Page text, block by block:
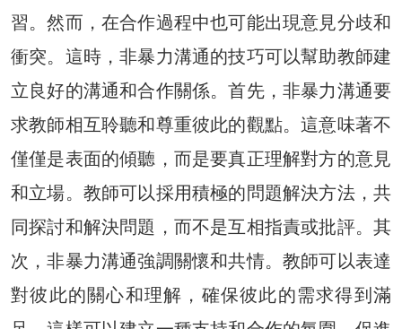
習。然而，在合作過程中也可能出現意見分歧和
衝突。這時，非暴力溝通的技巧可以幫助教師建
立良好的溝通和合作關係。首先，非暴力溝通要
求教師相互聆聽和尊重彼此的觀點。這意味著不
僅僅是表面的傾聽，而是要真正理解對方的意見
和立場。教師可以採用積極的問題解決方法，共
同探討和解決問題，而不是互相指責或批評。其
次，非暴力溝通強調關懷和共情。教師可以表達
對彼此的關心和理解，確保彼此的需求得到滿